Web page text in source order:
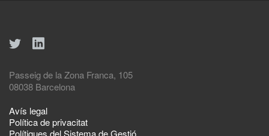
Passeig de la Zona Franca, 105
08038 Barcelona
Avís legal
Política de privacitat